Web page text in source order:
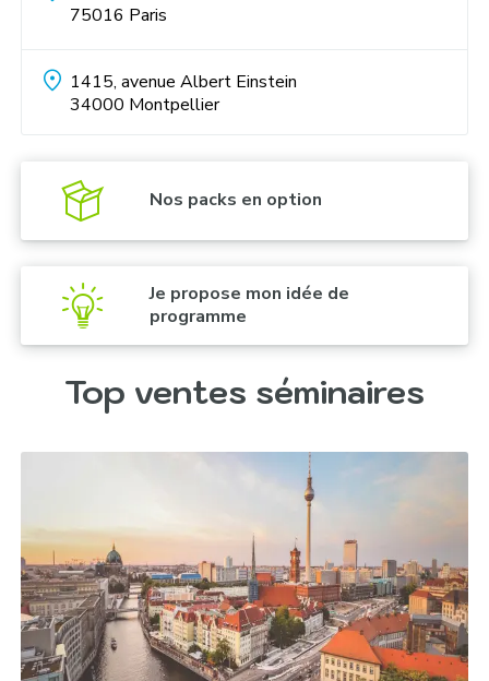
Chasse au trésor dans le quartier de la Plaka :
Excursion dans les vignobles et dégustation de
Challenge « Danses grecques » :
Excursion « plage et montagne » en jeep :
75016 Paris
1415, avenue Albert Einstein
34000 Montpellier
Nos packs en option
Je propose mon idée de
programme
Top ventes séminaires